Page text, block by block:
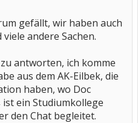
gefällt, wir haben auch
andere Sachen.
antworten, ich komme
aus dem AK-Eilbek, die
haben, wo Doc
ein Studiumkollege
den Chat begleitet.